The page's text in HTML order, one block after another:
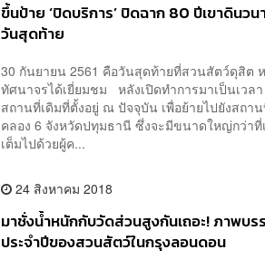
ขึ้นป้าย ‘ปิดบริการ’ ปิดฉาก 80 ปีเขาดินว
วันสุดท้าย
30 กันยายน 2561 คือวันสุดท้ายที่สวนสัตว์ดุสิต
ทัศนาจรได้เยี่ยมชม หลังเปิดทำการมาเป็นเวล
สถานที่เดิมที่ตั้งอยู่ ณ ปัจจุบัน เพื่อย้ายไปยังสถ
คลอง 6 จังหวัดปทุมธานี ซึ่งจะมีขนาดใหญ่กว่า
เต็มไปด้วยผู้ค...
24 สิงหาคม 2018
มาชั่งน้ำหนักกับวัดส่วนสูงกันเถอะ! ภาพบ
ประจำปีของสวนสัตว์ในกรุงลอนดอน